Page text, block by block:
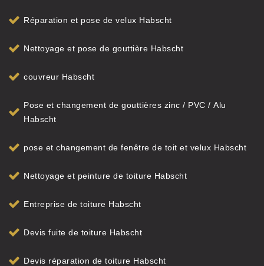
Réparation et pose de velux Habscht
Nettoyage et pose de gouttière Habscht
couvreur Habscht
Pose et changement de gouttières zinc / PVC / Alu
Habscht
pose et changement de fenêtre de toit et velux Habscht
Nettoyage et peinture de toiture Habscht
Entreprise de toiture Habscht
Devis fuite de toiture Habscht
Devis réparation de toiture Habscht